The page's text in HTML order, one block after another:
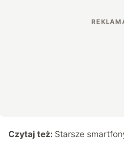
Czytaj też: Starsze